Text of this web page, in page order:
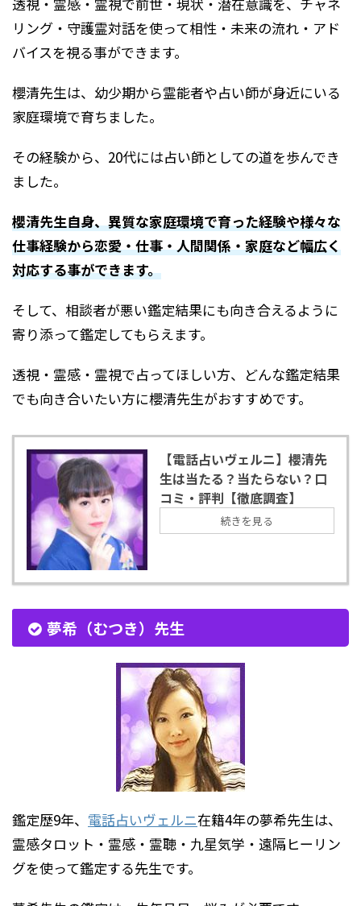
リング・守護霊対話を使って相性・未来の流れ・アド
バイスを視る事ができます。
櫻清先生は、幼少期から霊能者や占い師が身近にいる
家庭環境で育ちました。
その経験から、20代には占い師としての道を歩んでき
ました。
櫻清先生自身、異質な家庭環境で育った経験や様々な
仕事経験から恋愛・仕事・人間関係・家庭など幅広く
対応する事ができます。
そして、相談者が悪い鑑定結果にも向き合えるように
寄り添って鑑定してもらえます。
透視・霊感・霊視で占ってほしい方、どんな鑑定結果
でも向き合いたい方に櫻清先生がおすすめです。
【電話占いヴェルニ】櫻清先
生は当たる？当たらない？口
コミ・評判【徹底調査】
続きを見る
夢希（むつき）先生
鑑定歴9年、 電話占いヴェルニ在籍4年の夢希先生は、
霊感タロット・霊感・霊聴・九星気学・遠隔ヒーリン
グを使って鑑定する先生です。